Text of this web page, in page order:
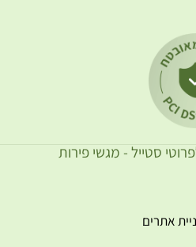
סטייל - מגשי פירות
אתרים